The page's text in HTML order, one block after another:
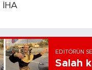
İHA
EDITÖRÜN
Salah